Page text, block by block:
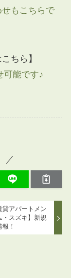
もこちらで
ちら】
可能です♪
貸アパートメン
・スズキ】新規
！